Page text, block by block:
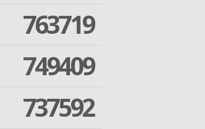
763719
749409
737592